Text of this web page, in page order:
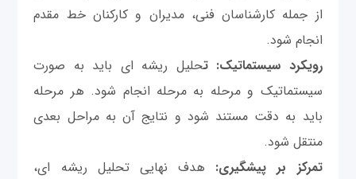
از جمله کارشناسان فنی، مدیران و کارکنان خط مقدم
انجام شود.
رویکرد سیستماتیک: تحلیل ریشه ای باید به صورت
سیستماتیک و مرحله به مرحله انجام شود. هر مرحله
باید به دقت مستند شود و نتایج آن به مراحل بعدی
منتقل شود.
تمرکز بر پیشگیری: هدف نهایی تحلیل ریشه ای،